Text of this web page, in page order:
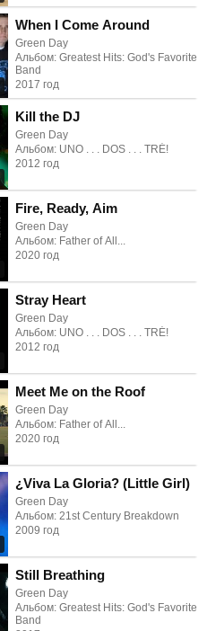
When I Come Around
Green Day
Альбом: Greatest Hits: God's Favorite
Band
2017 год
Kill the DJ
Green Day
Альбом: UNO . . . DOS . . . TRÉ!
2012 год
Fire, Ready, Aim
Green Day
Альбом: Father of All...
2020 год
Stray Heart
Green Day
Альбом: UNO . . . DOS . . . TRÉ!
2012 год
Meet Me on the Roof
Green Day
Альбом: Father of All...
2020 год
¿Viva La Gloria? (Little Girl)
Green Day
Альбом: 21st Century Breakdown
2009 год
Still Breathing
Green Day
Альбом: Greatest Hits: God's Favorite
Band